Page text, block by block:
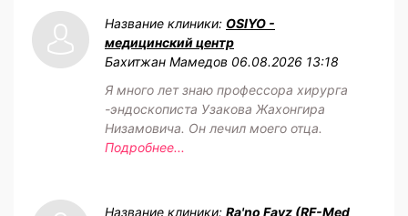
Название клиники: OSIYO -
медицинский центр
Бахитжан Мамедов 06.08.2026 13:18
Я много лет знаю профессора хирурга
-эндоскописта Узакова Жахонгира
Низамовича. Он лечил моего отца.
Подробнее...
Название клиники: Ra'no Fayz (RF-Med